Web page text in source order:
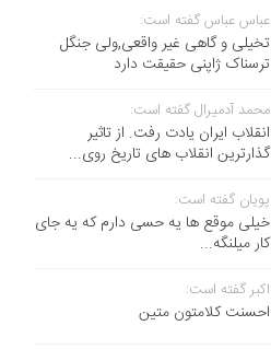
عباس عباس گفته است:
تخیلی و گاهی غیر واقعی,ولی جنگل
ترسناک ژاپنی حقیقت دارد
محمد آدمیرال گفته است:
انقلاب ایران یادت رفت. از تاثیر
گذارترین انقلاب های تاریخ روی...
پویان گفته است:
خیلی موقع ها یه حسی دارم که یه جای
کار میلنگه...
اکبر گفته است:
احسنت ‌کلامتون متین